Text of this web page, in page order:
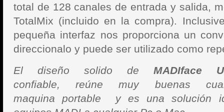
total de 128 canales de entrada y salida,
TotalMix (incluido en la compra).
pequeña interfaz nos proporciona un
direccionalo y puede ser utilizado como
El diseño solido de MADIface
confiable, reúne muy buenas
maquinaportable y es una solución